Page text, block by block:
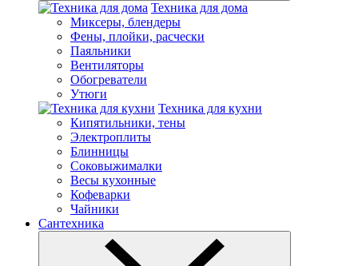
Техника для дома
Миксеры, блендеры
Фены, плойки, расчески
Паяльники
Вентиляторы
Обогреватели
Утюги
Техника для кухни
Кипятильники, тены
Электроплиты
Блинницы
Соковыжималки
Весы кухонные
Кофеварки
Чайники
Сантехника